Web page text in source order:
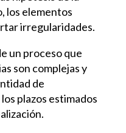
los elementos
irregularidades.
un proceso que
son complejas y
de
plazos estimados